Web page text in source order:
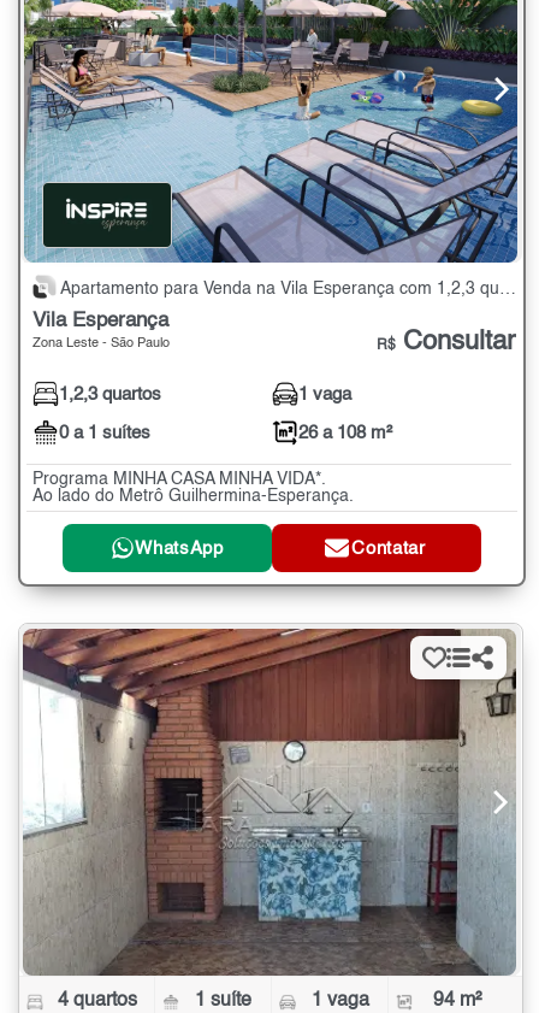
Apartamento para Venda na Vila Esperança com 1,2,3 quartos - 26 a 108 m²
Vila Esperança
Zona Leste - São Paulo R$ Consultar
1,2,3 quartos
0 a 1 suítes
1 vaga
26 a 108 m²
Programa MINHA CASA MINHA VIDA*.
Ao lado do Metrô Guilhermina-Esperança.
WhatsApp Contatar
4 quartos 1 suíte 1 vaga 94 m²